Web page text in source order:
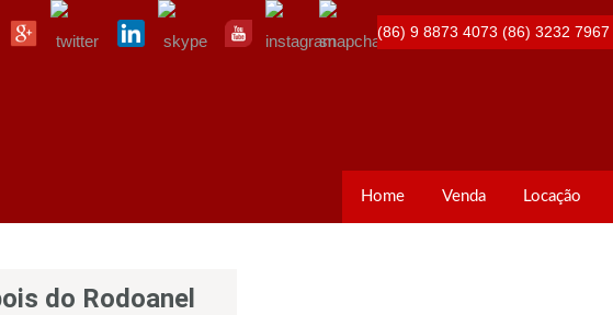
(86) 9 8873 4073 (86) 3232 7967
Home Venda Locação
do Rodoanel